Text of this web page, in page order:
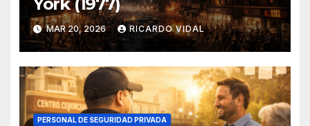
York (1977)
MAR 20, 2026 RICARDO VIDAL
PERSONAL DE SEGURIDAD PRIVADA